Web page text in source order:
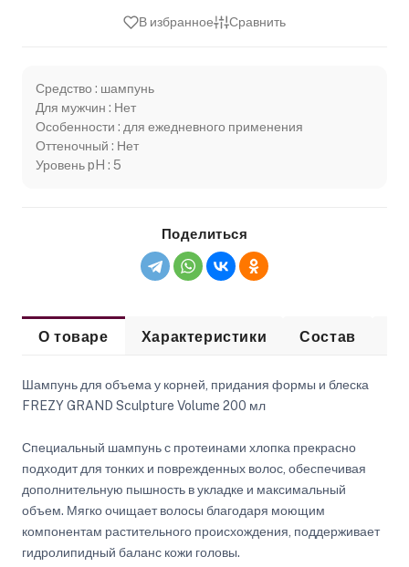
В избранное Сравнить
Средство : шампунь
Для мужчин : Нет
Особенности : для ежедневного применения
Оттеночный : Нет
Уровень pH : 5
Поделиться
О товаре Характеристики Состав
Шампунь для объема у корней, придания формы и блеска
FREZY GRAND Sculpture Volume 200 мл
Специальный шампунь с протеинами хлопка прекрасно
подходит для тонких и поврежденных волос, обеспечивая
дополнительную пышность в укладке и максимальный
объем. Мягко очищает волосы благодаря моющим
компонентам растительного происхождения, поддерживает
гидролипидный баланс кожи головы.